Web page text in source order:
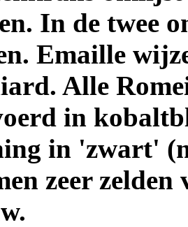
In de twee
Emaille
Alle
in
in 'zwart'
zeer